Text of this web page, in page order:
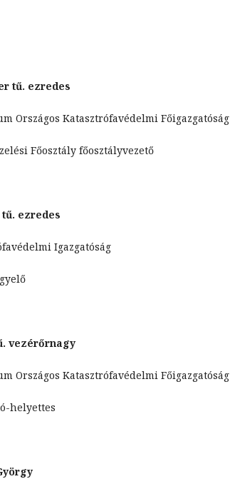
tű. ezredes
Országos Katasztrófavédelmi Főigazgatóság
Főosztály főosztályvezető
tű. ezredes
Igazgatóság
vezérőrnagy
Országos Katasztrófavédelmi Főigazgatóság
helyettes